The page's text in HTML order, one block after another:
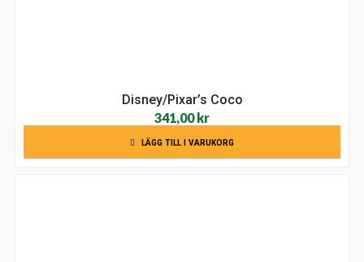
Disney/Pixar’s Coco
341,00 kr
LÄGG TILL I VARUKORG